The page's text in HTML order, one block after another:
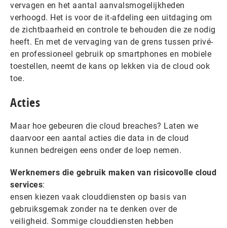
vervagen en het aantal aanvalsmogelijkheden
verhoogd. Het is voor de it-afdeling een uitdaging om
de zichtbaarheid en controle te behouden die ze nodig
heeft. En met de vervaging van de grens tussen privé-
en professioneel gebruik op smartphones en mobiele
toestellen, neemt de kans op lekken via de cloud ook
toe.
Acties
Maar hoe gebeuren die cloud breaches? Laten we
daarvoor een aantal acties die data in de cloud
kunnen bedreigen eens onder de loep nemen.
Werknemers die gebruik maken van risicovolle cloud
services:
ensen kiezen vaak clouddiensten op basis van
gebruiksgemak zonder na te denken over de
veiligheid. Sommige clouddiensten hebben